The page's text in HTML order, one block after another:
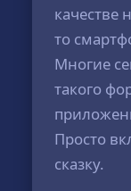
качестве
то
Многие
такого
Просто
сказку.